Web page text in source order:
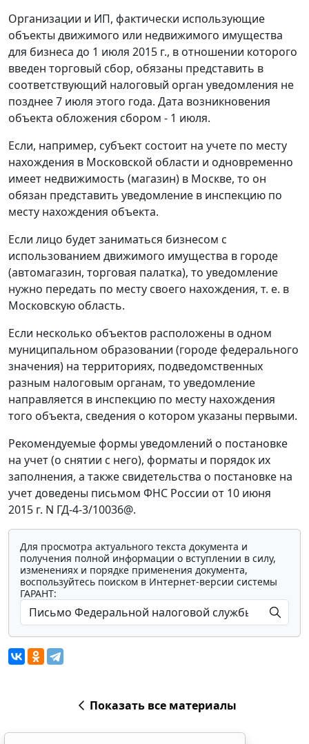
Организации и ИП, фактически использующие
объекты движимого или недвижимого имущества
для бизнеса до 1 июля 2015 г., в отношении которого
введен торговый сбор, обязаны представить в
соответствующий налоговый орган уведомления не
позднее 7 июля этого года. Дата возникновения
объекта обложения сбором - 1 июля.
Если, например, субъект состоит на учете по месту
нахождения в Московской области и одновременно
имеет недвижимость (магазин) в Москве, то он
обязан представить уведомление в инспекцию по
месту нахождения объекта.
Если лицо будет заниматься бизнесом с
использованием движимого имущества в городе
(автомагазин, торговая палатка), то уведомление
нужно передать по месту своего нахождения, т. е. в
Московскую область.
Если несколько объектов расположены в одном
муниципальном образовании (городе федерального
значения) на территориях, подведомственных
разным налоговым органам, то уведомление
направляется в инспекцию по месту нахождения
того объекта, сведения о котором указаны первыми.
Рекомендуемые формы уведомлений о постановке
на учет (о снятии с него), форматы и порядок их
заполнения, а также свидетельства о постановке на
учет доведены письмом ФНС России от 10 июня
2015 г. N ГД-4-3/10036@.
Для просмотра актуального текста документа и
получения полной информации о вступлении в силу,
изменениях и порядке применения документа,
воспользуйтесь поиском в Интернет-версии системы
ГАРАНТ:
Показать все материалы